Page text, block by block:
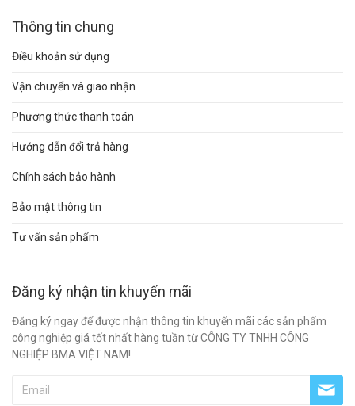
Thông tin chung
Điều khoản sử dụng
Vận chuyển và giao nhận
Phương thức thanh toán
Hướng dẫn đổi trả hàng
Chính sách bảo hành
Bảo mật thông tin
Tư vấn sản phẩm
Đăng ký nhận tin khuyến mãi
Đăng ký ngay để được nhận thông tin khuyến mãi các sản phẩm
công nghiệp giá tốt nhất hàng tuần từ CÔNG TY TNHH CÔNG
NGHIỆP BMA VIỆT NAM!